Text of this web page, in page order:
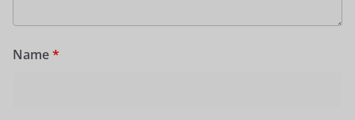
Name*